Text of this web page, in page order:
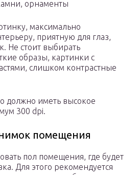
орнаменты
максимально
приятную для глаз,
Не стоит выбирать
образы, картинки с
слишком контрастные
должно иметь высокое
300 dpi.
помещения
пол помещения, где будет
Для этого рекомендуется